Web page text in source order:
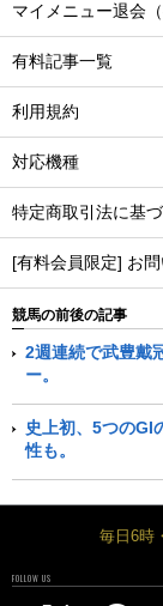
マイメニュー退会
有料記事一覧
利用規約
対応機種
特定商取引法に基
[有料会員限定] お
競馬の前後の記事
2週連続で武豊戴
ー。
史上初、5つのGI
性も。
毎日6時
FOLLOW US